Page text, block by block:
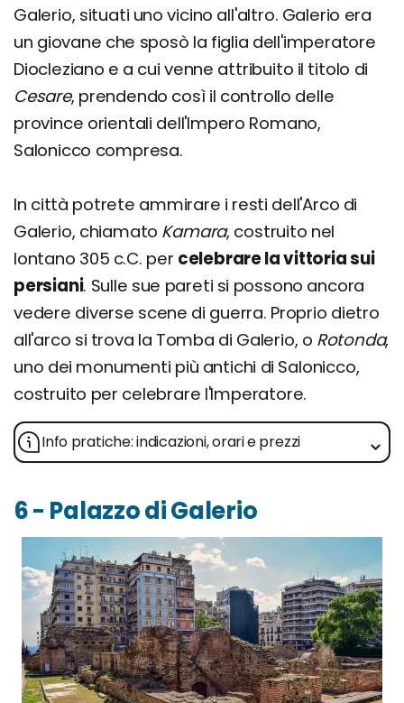
Galerio, situati uno vicino all'altro. Galerio era
un giovane che sposò la figlia dell'imperatore
Diocleziano e a cui venne attribuito il titolo di
Cesare, prendendo così il controllo delle
province orientali dell'Impero Romano,
Salonicco compresa.
In città potrete ammirare i resti dell'Arco di
Galerio, chiamato Kamara, costruito nel
lontano 305 c.C. per celebrare la vittoria sui
persiani. Sulle sue pareti si possono ancora
vedere diverse scene di guerra. Proprio dietro
all'arco si trova la Tomba di Galerio, o Rotonda,
uno dei monumenti più antichi di Salonicco,
costruito per celebrare l'Imperatore.
Info pratiche: indicazioni, orari e prezzi
6 - Palazzo di Galerio